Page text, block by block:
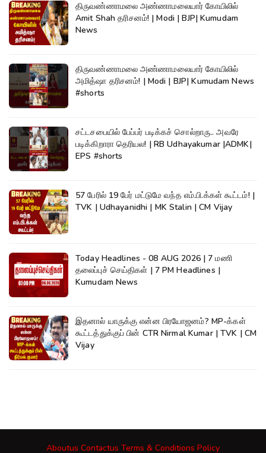
திருவண்ணாமலை அண்ணாமலையார் கோயிலில்
Amit Shah தரிசனம்! | Modi | BJP| Kumudam
News
திருவண்ணாமலை அண்ணாமலையார் கோயிலில்
அமித்ஷா தரிசனம்! | Modi | BJP| Kumudam News
#shorts
சட்டசபையில் பேப்பர் படிக்கச் சொல்றாரு.. அவரே
படிக்கிறாரா தெரியல! | RB Udhayakumar |ADMK|
EPS #shorts
57 பேரில் 19 பேர் மட்டுமே வந்த எம்.பி.க்கள் கூட்டம்! |
TVK | Udhayanidhi | MK Stalin | CM Vijay
Today Headlines - 08 AUG 2026 | 7 மணி
தலைப்புச் செய்திகள் | 7 PM Headlines |
Kumudam News
இதனால் யாருக்கு என்ன பிரயோஜனம்? MP-க்கள்
கூட்டத்துக்குப் பின் CTR Nirmal Kumar | TVK | CM
Vijay
Aboutus Contactus Terms & Conditions Policy